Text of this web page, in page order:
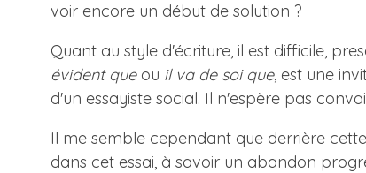
voir encore un début de solution ?
Quant au style d'écriture, il est difficile,
évident queou il va de soi que, est une
d'un essayiste social. Il n'espère pas
Il me semble cependant que derrière
dans cet essai, à savoir un abandon